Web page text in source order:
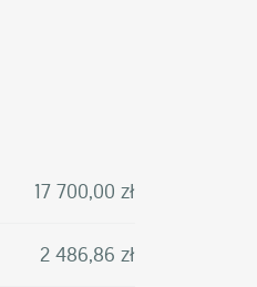
17 700,00 zł
2 486,86 zł